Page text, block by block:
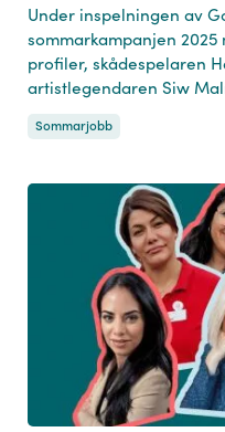
Under inspelningen av
sommarkampanjen
profiler, skådespelaren
artistlegendaren Siw
Sommarjobb